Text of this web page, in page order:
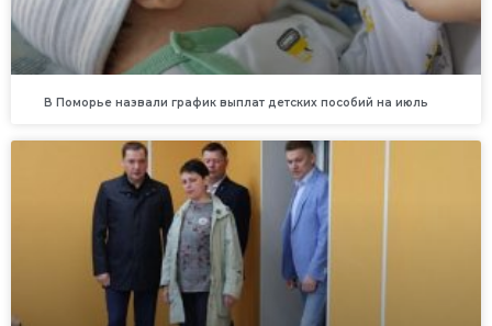
В Поморье назвали график выплат детских пособий на июль